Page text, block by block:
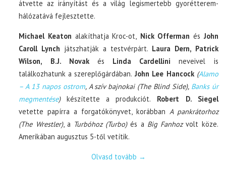
átvette az irányítást és a világ legismertebb gyorétterem-
hálózatává fejlesztette.
Michael Keaton alakíthatja Kroc-ot, Nick Offerman és John
Caroll Lynch játszhatják a testvérpárt. Laura Dern, Patrick
Wilson, B.J. Novakés Linda Cardellini neveivel is
találkozhatunk a szereplőgárdában. John Lee Hancock (Alamo
– A 13 napos ostrom, A szív bajnokai (The Blind Side), Banks úr
megmentése)készítette a produkciót. Robert D. Siegel
vetette papírra a forgatókönyvet, korábban A pankrátorhoz
(The Wrestler), a Turbóhoz (Turbo)és a Big Fanhozvolt köze.
Amerikában augusztus 5-től vetítik.
Olvasd tovább →